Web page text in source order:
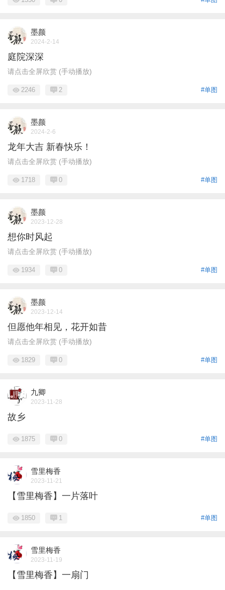
墨颜
2024-2-14
庭院深深
请点击全屏欣赏 (手动播放)
#单图
2246 2
墨颜
2024-2-6
龙年大吉 新春快乐！
请点击全屏欣赏 (手动播放)
#单图
1718 0
墨颜
2023-12-28
想你时风起
请点击全屏欣赏 (手动播放)
#单图
1934 0
墨颜
2023-12-14
但愿他年相见，花开如昔
请点击全屏欣赏 (手动播放)
#单图
1829 0
九卿
2023-11-28
故乡
#单图
1875 0
雪里梅香
2023-11-21
【雪里梅香】一片落叶
#单图
1850 1
雪里梅香
2023-11-19
【雪里梅香】一扇门